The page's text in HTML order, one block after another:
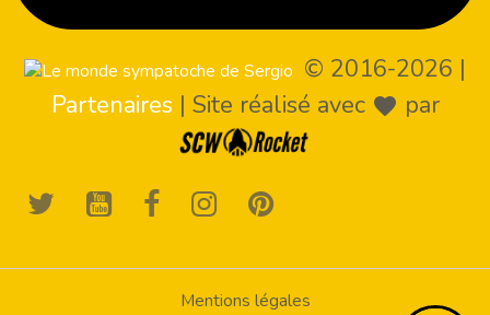
© 2016-2026 |
Partenaires | Site réalisé avec par
Mentions légales